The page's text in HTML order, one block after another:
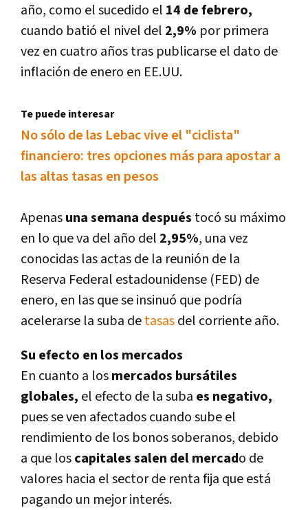
año, como el sucedido el 14 de febrero,
cuando batió el nivel del 2,9% por primera
vez en cuatro años tras publicarse el dato de
inflación de enero en EE.UU.
Te puede interesar
No sólo de las Lebac vive el "ciclista"
financiero: tres opciones más para apostar a
las altas tasas en pesos
Apenasuna semana después tocó su máximo
en lo que va del año del 2,95%, una vez
conocidas las actas de la reunión de la
Reserva Federal estadounidense (FED) de
enero, en las que se insinuó que podrí­a
acelerarse la suba detasasdel corriente año.
Su efecto en los mercados
En cuanto a losmercados bursátiles
globales, el efecto de la suba es negativo,
pues se ven afectados cuando sube el
rendimiento de los bonos soberanos, debido
a que loscapitales salen del mercado de
valores hacia el sector de renta fija que está
pagando un mejor interés.